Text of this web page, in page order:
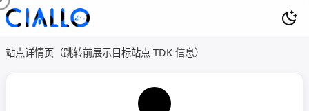
站点详情页（跳转前展示目标站点 TDK 信息）